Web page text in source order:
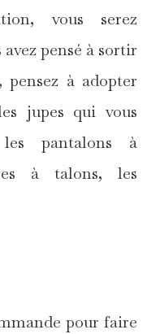
vous serez
pensé à sortir
à adopter
jupes qui vous
pantalons à
à talons, les
pour faire